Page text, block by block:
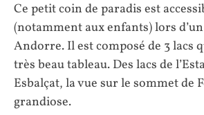
Ce petit coin de paradis est
(notamment aux enfants) lors
Andorre. Il est composé de 3 lacs
très beau tableau. Des lacs de
Esbalçat, la vue sur le sommet de
grandiose.